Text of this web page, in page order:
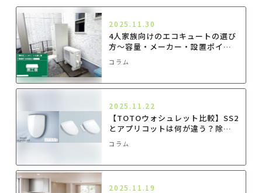
2025.11.30
4人家族向けのエコキュートの選び
方～容量・メーカー・設置ポイン
ト～
コラム
2025.11.22
【TOTOウォシュレット比較】SS2
とアプリコットは何が違う？除菌
水・節電・価格をプロが解説！
コラム
2025.11.19